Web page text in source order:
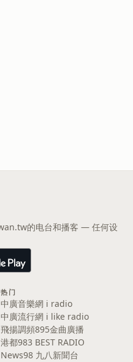
的电台和播客 — 任何设
热门
中廣音樂網 i radio
中廣流行網 i like radio
飛揚調頻895金曲廣播
港都983 BEST RADIO
News98 九八新聞台